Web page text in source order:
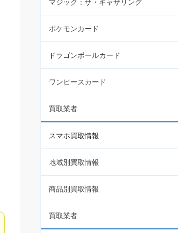
マジック：ザ・ギャザリング
ポケモンカード
ドラゴンボールカード
ワンピースカード
買取業者
スマホ買取情報
地域別買取情報
商品別買取情報
買取業者